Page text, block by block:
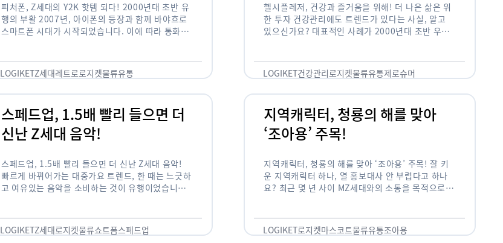
피처폰, Z세대의 Y2K 핫템 되다! 2000년대 초반 유
행의 부활 2007년, 아이폰의 등장과 함께 바야흐로
스마트폰 시대가 시작되었습니다. 이에 따라 통화와
LOGIKETZ세대레트로로지켓물류유통
헬시플레저, 건강과 즐거움을 위해! 더 나은 삶은 위
한 투자 건강관리에도 트렌드가 있다는 사실, 알고
있으신가요? 대표적인 사례가 2000년대 초반 우리
LOGIKET건강관리로지켓물류유통제로슈머
스페드업, 1.5배 빨리 들으면 더
신난 Z세대 음악!
스페드업, 1.5배 빨리 들으면 더 신난 Z세대 음악!
빠르게 바뀌어가는 대중가요 트렌드, 한 때는 느긋하
고 여유있는 음악을 소비하는 것이 유행이었습니다.
LOGIKETZ세대로지켓물류쇼트폼스페드업
지역캐릭터, 청룡의 해를 맞아
‘조아용’ 주목!
지역캐릭터, 청룡의 해를 맞아 ‘조아용’ 주목! 잘 키
운 지역캐릭터 하나, 열 홍보대사 안 부럽다고 하나
요? 최근 몇 년 사이 MZ세대와의 소통을 목적으로,
LOGIKET로지켓마스코트물류유통조아용